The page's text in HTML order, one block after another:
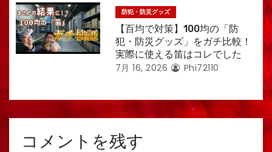
防犯・防災グッズ
【百均で対策】100均の「防
犯・防災グッズ」をガチ比較！
実際に使える笛はコレでした
7月 16, 2026 Phi72110
コメントを残す